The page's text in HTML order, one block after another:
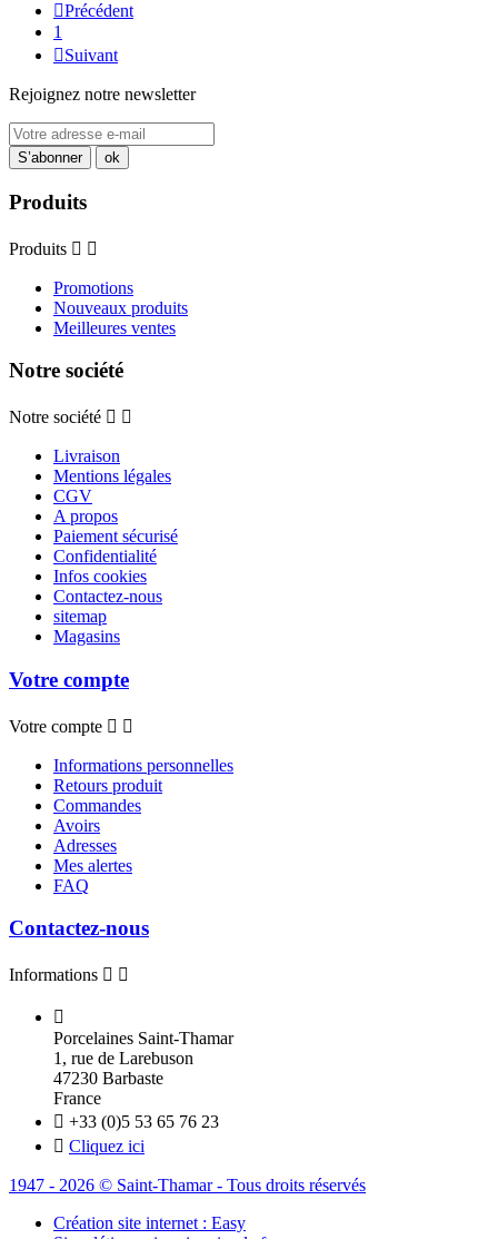
Précédent
1
Suivant
Rejoignez notre newsletter
Produits
Produits  
Promotions
Nouveaux produits
Meilleures ventes
Notre société
Notre société  
Livraison
Mentions légales
CGV
A propos
Paiement sécurisé
Confidentialité
Infos cookies
Contactez-nous
sitemap
Magasins
Votre compte
Votre compte  
Informations personnelles
Retours produit
Commandes
Avoirs
Adresses
Mes alertes
FAQ
Contactez-nous
Informations  

Porcelaines Saint-Thamar
1, rue de Larebuson
47230 Barbaste
France
 +33 (0)5 53 65 76 23
 Cliquez ici
1947 - 2026 © Saint-Thamar - Tous droits réservés
Création site internet : Easy